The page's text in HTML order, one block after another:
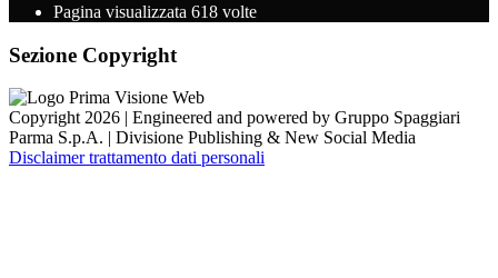
Pagina visualizzata 618 volte
Sezione Copyright
Copyright 2026 | Engineered and powered by Gruppo Spaggiari
Parma S.p.A. | Divisione Publishing & New Social Media
Disclaimer trattamento dati personali